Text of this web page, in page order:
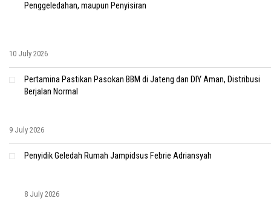
Penggeledahan, maupun Penyisiran
10 July 2026
Pertamina Pastikan Pasokan BBM di Jateng dan DIY Aman, Distribusi
Berjalan Normal
9 July 2026
Penyidik Geledah Rumah Jampidsus Febrie Adriansyah
8 July 2026